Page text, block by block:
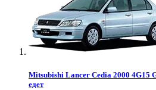
Mitsubishi Lancer Cedia 2000 4G15
едет